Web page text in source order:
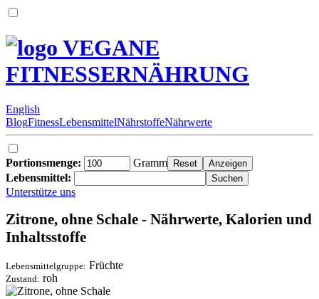
VEGANE
FITNESSERNÄHRUNG
English
BlogFitnessLebensmittelNährstoffeNährwerte
Portionsmenge:
Gramm
Lebensmittel:
Unterstütze uns
Zitrone, ohne Schale - Nährwerte, Kalorien und
Inhaltsstoffe
Lebensmittelgruppe: Früchte
Zustand: roh